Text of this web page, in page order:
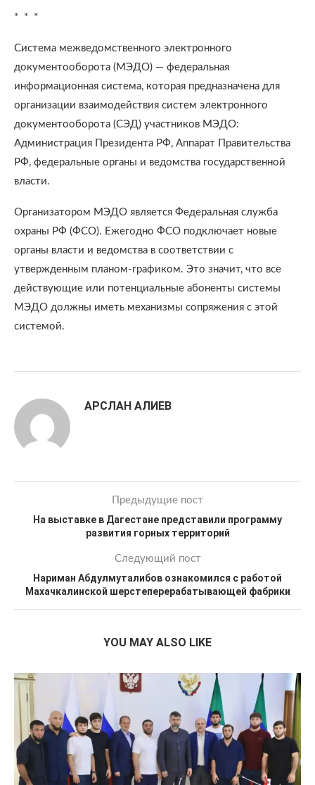
* * *
Система межведомственного электронного
документооборота (МЭДО) — федеральная
информационная система, которая предназначена для
организации взаимодействия систем электронного
документооборота (СЭД) участников МЭДО:
Администрация Президента РФ, Аппарат Правительства
РФ, федеральные органы и ведомства государственной
власти.
Организатором МЭДО является Федеральная служба
охраны РФ (ФСО). Ежегодно ФСО подключает новые
органы власти и ведомства в соответствии с
утвержденным планом-графиком. Это значит, что все
действующие или потенциальные абоненты системы
МЭДО должны иметь механизмы сопряжения с этой
системой.
АРСЛАН АЛИЕВ
Предыдущие пост
На выставке в Дагестане представили программу
развития горных территорий
Следующий пост
Нариман Абдулмуталибов ознакомился с работой
Махачкалинской шерстеперерабатывающей фабрики
YOU MAY ALSO LIKE